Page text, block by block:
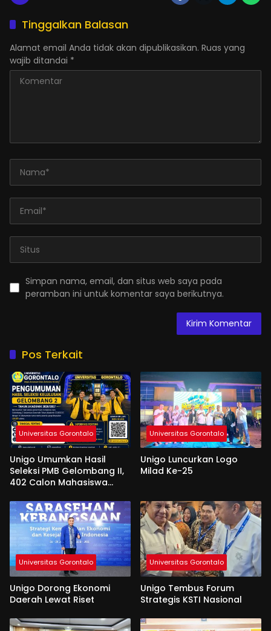
Tinggalkan Balasan
Alamat email Anda tidak akan dipublikasikan. Ruas yang
wajib ditandai *
Simpan nama, email, dan situs web saya pada
peramban ini untuk komentar saya berikutnya.
Pos Terkait
Universitas Gorontalo
Unigo Umumkan Hasil
Seleksi PMB Gelombang II,
402 Calon Mahasiswa
Universitas Gorontalo
Unigo Luncurkan Logo
Milad Ke-25
Universitas Gorontalo
Unigo Dorong Ekonomi
Daerah Lewat Riset
Universitas Gorontalo
Unigo Tembus Forum
Strategis KSTI Nasional